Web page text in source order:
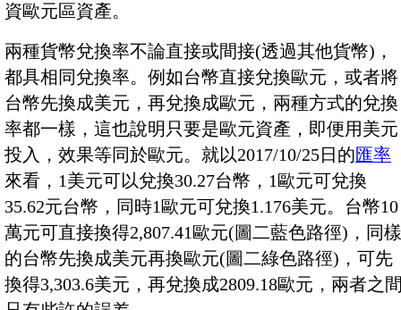
資歐元區資產。
兩種貨幣兌換率不論直接或間接(透過其他貨幣)，
都具相同兌換率。例如台幣直接兌換歐元，或者將
台幣先換成美元，再兌換成歐元，兩種方式的兌換
率都一樣，這也說明只要是歐元資產，即便用美元
投入，效果等同於歐元。就以2017/10/25日的匯率
來看，1美元可以兌換30.27台幣，1歐元可兌換
35.62元台幣，同時1歐元可兌換1.176美元。台幣10
萬元可直接換得2,807.41歐元(圖二藍色路徑)，同樣
的台幣先換成美元再換歐元(圖二綠色路徑)，可先
換得3,303.6美元，再兌換成2809.18歐元，兩者之